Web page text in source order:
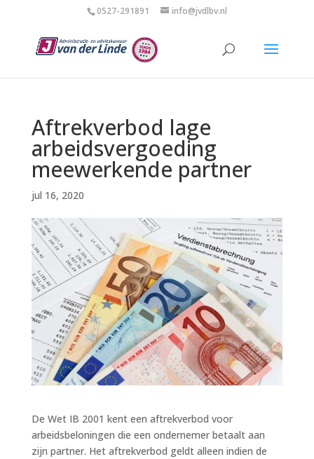
0527-291891 info@jvdlbv.nl
Aftrekverbod lage
arbeidsvergoeding
meewerkende partner
jul 16, 2020
De Wet IB 2001 kent een aftrekverbod voor
arbeidsbeloningen die een ondernemer betaalt aan
zijn partner. Het aftrekverbod geldt alleen indien de